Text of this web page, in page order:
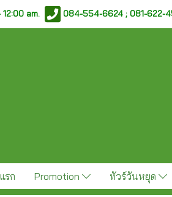
am. 084-554-6624 ; 081-622-
รก Promotion ทัวร์วันหยุด